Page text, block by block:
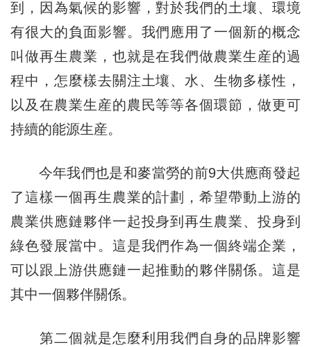
到，因為氣候的影響，對於我們的土壤、環境
有很大的負面影響。我們應用了一個新的概念
叫做再生農業，也就是在我們做農業生産的過
程中，怎麼樣去關注土壤、水、生物多樣性，
以及在農業生産的農民等等各個環節，做更可
持續的能源生産。
今年我們也是和麥當勞的前9大供應商發起
了這樣一個再生農業的計劃，希望帶動上游的
農業供應鏈夥伴一起投身到再生農業、投身到
綠色發展當中。這是我們作為一個終端企業，
可以跟上游供應鏈一起推動的夥伴關係。這是
其中一個夥伴關係。
第二個就是怎麼利用我們自身的品牌影響